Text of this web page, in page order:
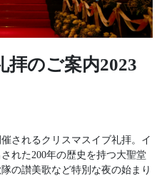
拝のご案内2023
されるクリスマスイブ礼拝。イ
れた200年の歴史を持つ大聖堂
の讃美歌など特別な夜の始まり